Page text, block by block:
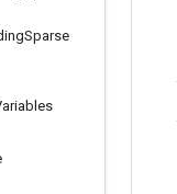
Sparse